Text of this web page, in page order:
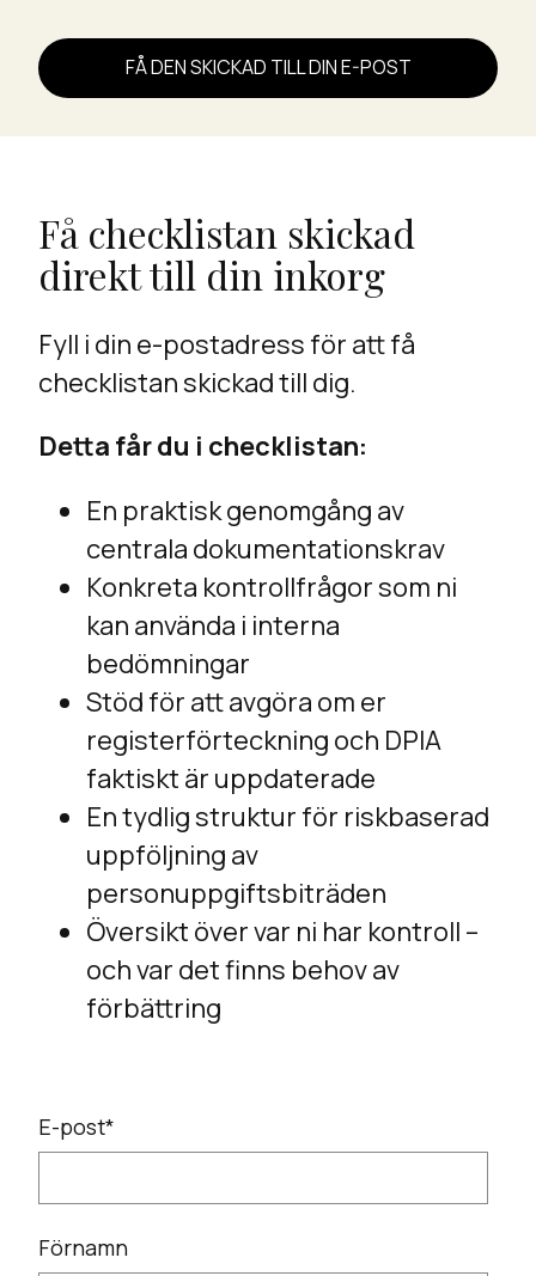
FÅ DEN SKICKAD TILL DIN E-POST
Få checklistan skickad
direkt till din inkorg
Fyll i din e-postadress för att få
checklistan skickad till dig.
Detta får du i checklistan:
En praktisk genomgång av
centrala dokumentationskrav
Konkreta kontrollfrågor som ni
kan använda i interna
bedömningar
Stöd för att avgöra om er
registerförteckning och DPIA
faktiskt är uppdaterade
En tydlig struktur för riskbaserad
uppföljning av
personuppgiftsbiträden
Översikt över var ni har kontroll –
och var det finns behov av
förbättring
E-post*
Förnamn